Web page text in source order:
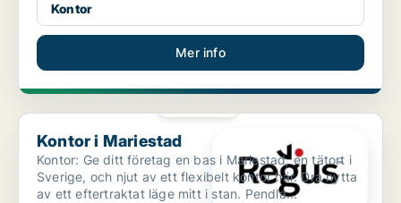
Kontor
Mer info
Kontor i Mariestad
Kontor i Mariestad
Kontor: Ge ditt företag en bas i Mariestad, en tätort i
Sverige, och njut av ett flexibelt kontor här. Dra nytta
av ett eftertraktat läge mitt i stan. Pendla...